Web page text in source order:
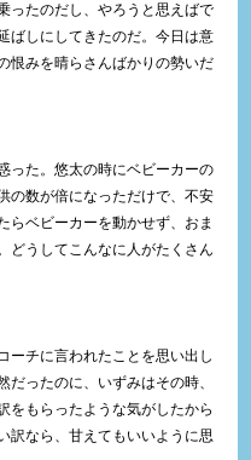
ったのだし、やろうと思えばで
ばしにしてきたのだ。今日は意
恨みを晴らさんばかりの勢いだ
った。悠太の時にベビーカーの
の数が倍になっただけで、不安
らベビーカーを動かせず、おま
どうしてこんなに人がたくさん
ーチに言われたことを思い出し
ったのに、いずみはその時、
をもらったような気がしたから
訳なら、甘えてもいいように思